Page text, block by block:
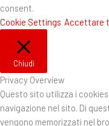
consent.
Cookie Settings Accettare
Chiudi
Privacy Overview
Questo sito utilizza i
navigazione nel sito. Di
vengono memorizzati nel